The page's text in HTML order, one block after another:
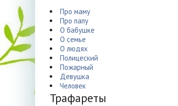
Про маму
Про папу
О бабушке
О семье
О людях
Полицеский
Пожарный
Девушка
Человек
Трафареты